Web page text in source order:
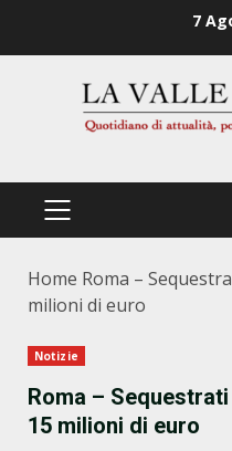
7
PRIMÄRES
Home Roma –
milioni di euro
Notizie
Roma –
15 milioni di euro